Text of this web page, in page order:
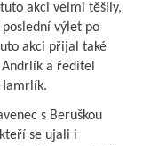
akci velmi těšily,
výlet po
akci přijal také
a ředitel
s Beruškou
se ujali i